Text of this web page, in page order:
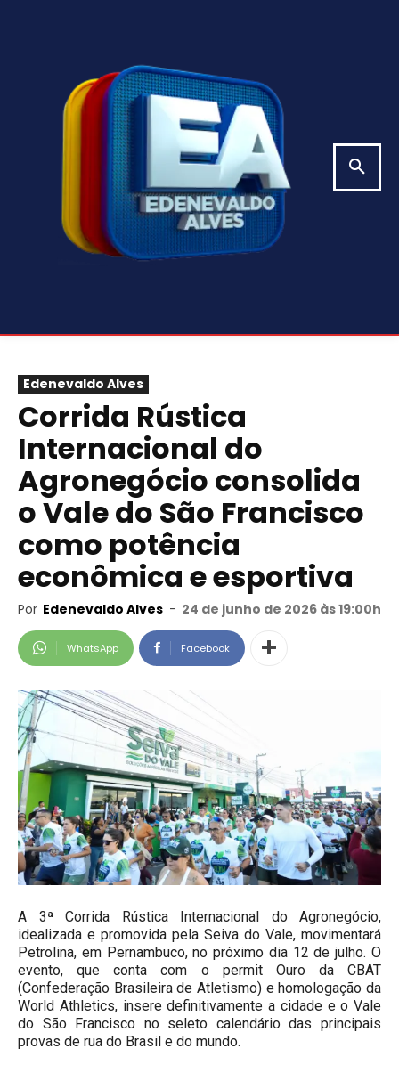
Edenevaldo Alves
Corrida Rústica
Internacional do
Agronegócio consolida
o Vale do São Francisco
como potência
econômica e esportiva
Por Edenevaldo Alves - 24 de junho de 2026 às 19:00h
WhatsApp Facebook
A 3ª Corrida Rústica Internacional do Agronegócio,
idealizada e promovida pela Seiva do Vale, movimentará
Petrolina, em Pernambuco, no próximo dia 12 de julho. O
evento, que conta com o permit Ouro da CBAT
(Confederação Brasileira de Atletismo) e homologação da
World Athletics, insere definitivamente a cidade e o Vale
do São Francisco no seleto calendário das principais
provas de rua do Brasil e do mundo.